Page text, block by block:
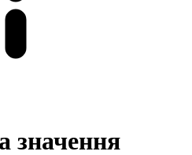
значення